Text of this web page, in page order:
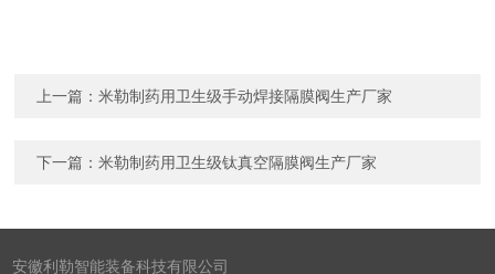
上一篇：米勒制药用卫生级手动焊接隔膜阀生产厂家
下一篇：米勒制药用卫生级钛真空隔膜阀生产厂家
安徽利勒智能装备科技有限公司